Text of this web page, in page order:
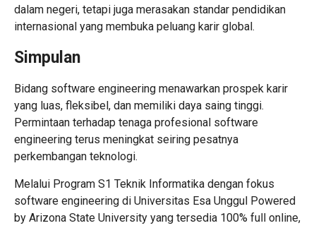
dalam negeri, tetapi juga merasakan standar pendidikan
internasional yang membuka peluang karir global.
Simpulan
Bidang software engineering menawarkan prospek karir
yang luas, fleksibel, dan memiliki daya saing tinggi.
Permintaan terhadap tenaga profesional software
engineering terus meningkat seiring pesatnya
perkembangan teknologi.
Melalui Program S1 Teknik Informatika dengan fokus
software engineering di Universitas Esa Unggul Powered
by Arizona State University yang tersedia 100% full online,